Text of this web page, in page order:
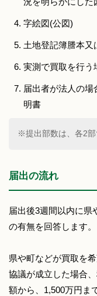
字絵図(公図)
土地登記簿謄本又
実測で買取を行う
届出者が法人の
明書
※提出部数は、各2部
届出の流れ
届出後3週間以内に県
の有無を回答します。
県や町などが買取を
協議が成立した場合
額から、1,500万円ま